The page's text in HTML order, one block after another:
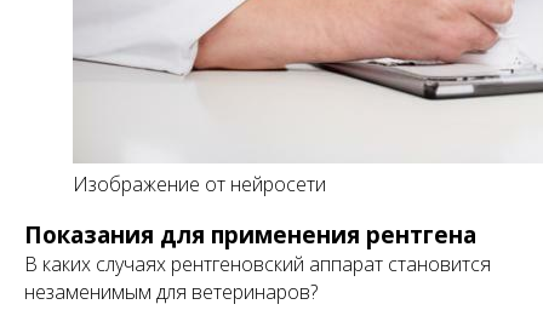
Изображение от нейросети
Показания для применения рентгена
В каких случаях рентгеновский аппарат становится
незаменимым для ветеринаров?